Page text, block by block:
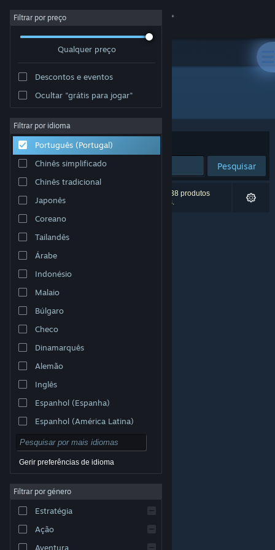
Iniciar sessão
Sobre
Apoio
Alterar idioma
Instala a app móvel do Steam
Ver versão para computadores
© Valve Corporation. Todos os direitos reservados.
respetivos proprietários nos E.U.A. e outros países.
Acessibilidade
Reembolsos|Cookies
Filtrar por preço
Qualquer preço
Descontos e eventos
Ocultar "grátis para jogar"
Filtrar por idioma
Português (Portugal)
Chinês simplificado
Chinês tradicional
Japonês
Coreano
Tailandês
Árabe
Indonésio
Malaio
Búlgaro
Checo
Dinamarquês
Alemão
Inglês
Espanhol (Espanha)
Espanhol (América Latina)
Gerir preferências de idioma
Filtrar por género
Estratégia
Ação
Aventura
"Dovetail Train Simulator"
Ordenar por Nome
Pesquisar
0 resultados correspondentes à tua pesquisa. 738 produtos
foram excluídos com base nas tuas preferências.